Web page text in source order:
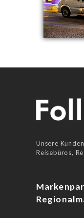
Unsere
Reisebüros,